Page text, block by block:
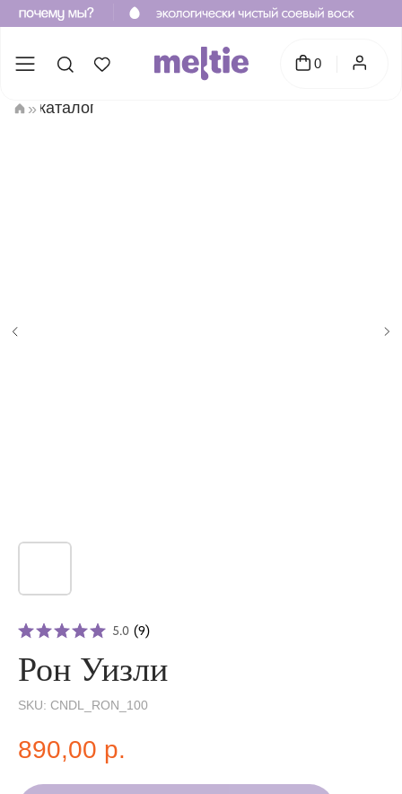
0
каталог
»
5.0 (9)
Рон Уизли
SKU: CNDL_RON_100
890,00 р.